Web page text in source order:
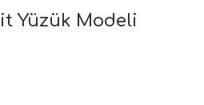
Yüzük Modeli